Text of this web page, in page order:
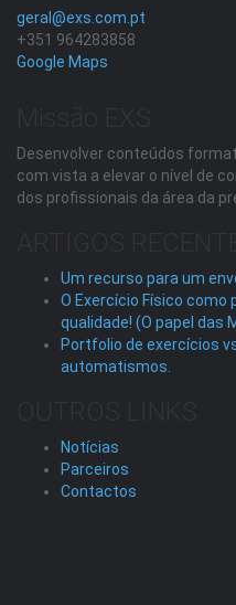
geral@exs.com.pt
+351 964283858
Google Maps
Desenvolver conteúdos
com vista a elevar o nível de
dos profissionais da área da
Um recurso para um
O Exercício Físico como
qualidade! (O papel das
Portfolio de exercícios
automatismos.
Notícias
Parceiros
Contactos